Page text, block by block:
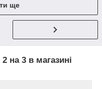
ще
на 3 в магазині